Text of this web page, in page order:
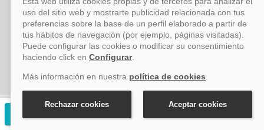
Vayacruceros.com - Especialistas en cruceros - Acción Viajes
SL (C/ Bodegueros 43 Ed. CBC Planta 2ª Of. 14, Polígono San
Rafael, Málaga. CP: 29006) Tel: +34 917 815 555 - Email:
reservas@vayacruceros.com
© Copyright ACCION VIAJES S.L. Todos los derechos
reservados. Autorización nº 29780-2